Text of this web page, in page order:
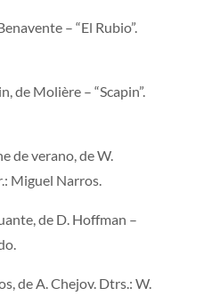
– “El Rubio”.
de Molière – “Scapin”.
de verano, de W.
Miguel Narros.
de D. Hoffman –
de A. Chejov. Dtrs.: W.